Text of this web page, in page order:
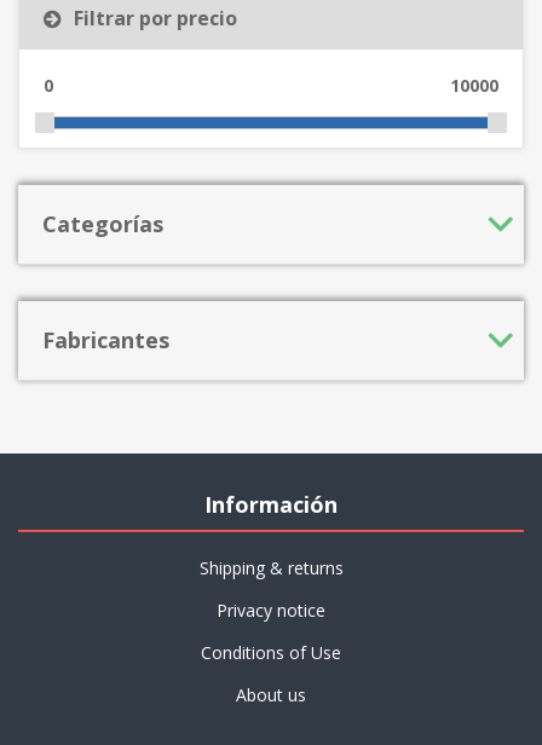
Filtrar por precio
0 10000
Categorías
Fabricantes
Información
Shipping & returns
Privacy notice
Conditions of Use
About us